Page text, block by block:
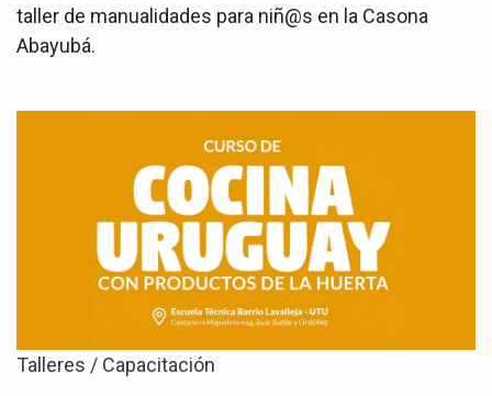
taller de manualidades para niñ@s en la Casona
Abayubá.
Talleres / Capacitación